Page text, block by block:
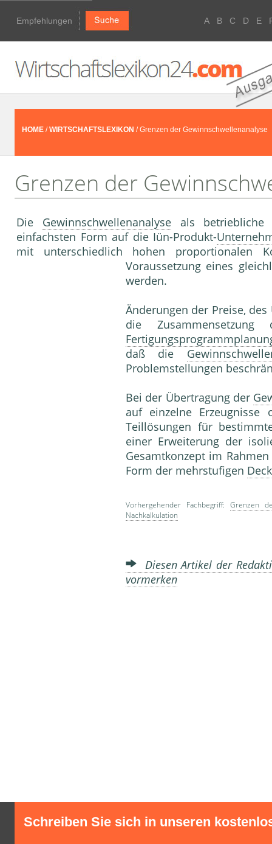
Empfehlungen A B C D E
HOME /WIRTSCHAFTSLEXIKON / Grenzen der Gewinnschwellenanalyse
Grenzen der
Die Gewinnschwellenanalyseals betriebliche
einfachsten Form auf die Iün-Produkt-
mit unterschiedlich hohen proportionalen
Voraussetzung eines
werden.
Änderungen der Preise,
die
daß die
Problemstellungen
Bei der Übertragung der
auf einzelne Erzeugnisse
Teillösungen für
einer Erweiterung der
Gesamtkonzept im
Form der mehrstufigen
Vorhergehender Fachbegriff: Grenzen
Nachkalkulation
Diesen Artikel der
vormerken
Schreiben Sie sich in unseren